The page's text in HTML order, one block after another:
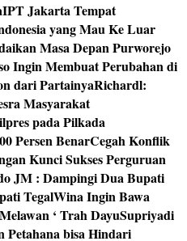
IPT Jakarta Tempat
yang Mau Ke Luar
Masa Depan Purworejo
Ingin Membuat Perubahan di
dari PartainyaRichardl:
Masyarakat
pada Pilkada
Persen BenarCegah Konflik
Kunci Sukses Perguruan
JM : Dampingi Dua Bupati
TegalWina Ingin Bawa
‘ Trah DayuSupriyadi
Petahana bisa Hindari